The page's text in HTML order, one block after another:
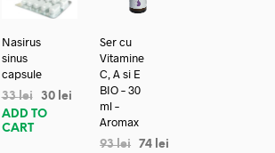
Nasirus
sinus
capsule
33lei 30 lei
ADD TO
CART
Ser cu
Vitamine
C, A si E
BIO – 30
ml –
Aromax
93lei 74 lei